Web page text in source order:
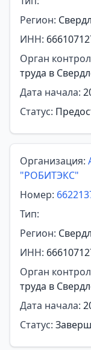
Регион:
ИНН:
Орган
труда в
Дата начала:
Статус:
Организация:
"РОБИТЭКС"
Номер:
Тип:
Регион:
ИНН:
Орган
труда в
Дата начала:
Статус: